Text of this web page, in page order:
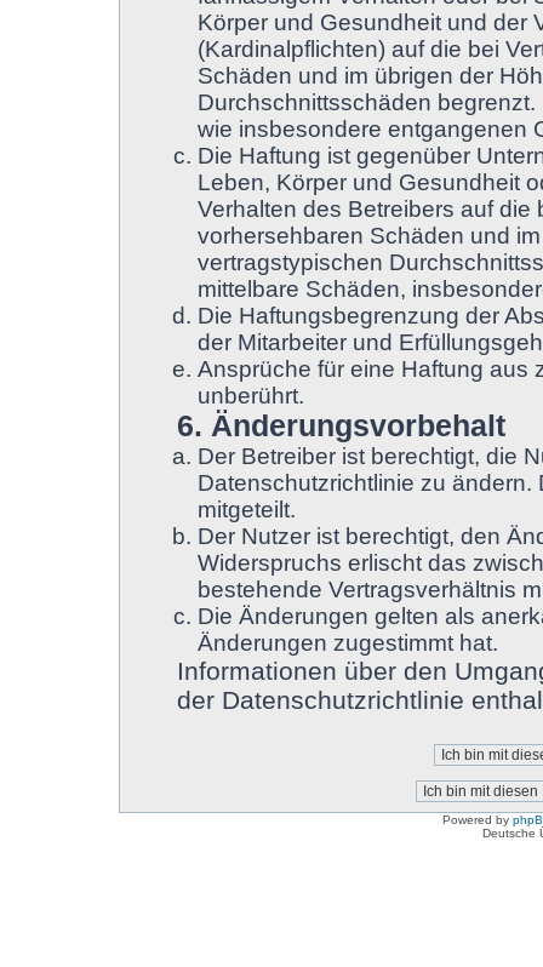
Körper und Gesundheit und der
(Kardinalpflichten) auf die bei
Schäden und im übrigen der
Durchschnittsschäden
wie insbesondere entgangenen
Die Haftung ist gegenüber
Leben, Körper und Gesundheit
Verhalten des Betreibers auf
vorhersehbaren Schäden und
vertragstypischen
mittelbare Schäden,
Die Haftungsbegrenzung der
der Mitarbeiter und
Ansprüche für eine Haftung aus
unberührt.
6. Änderungsvorbehalt
Der Betreiber ist berechtigt, die
Datenschutzrichtlinie zu ändern.
mitgeteilt.
Der Nutzer ist berechtigt, den
Widerspruchs erlischt das
bestehende Vertragsverhältnis
Die Änderungen gelten als
Änderungen zugestimmt hat.
Informationen über den
der Datenschutzrichtlinie
Powered by
Deutsche